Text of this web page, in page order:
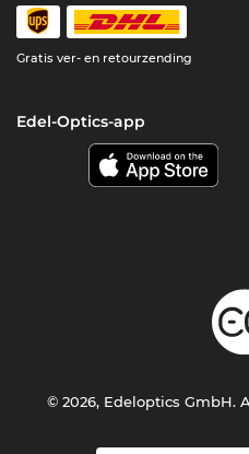
Gratis ver- en retourzending
Edel-Optics-app
© 2026, Edeloptics GmbH.